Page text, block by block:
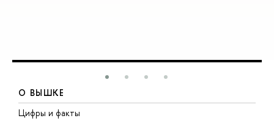
О ВЫШКЕ
Цифры и факты